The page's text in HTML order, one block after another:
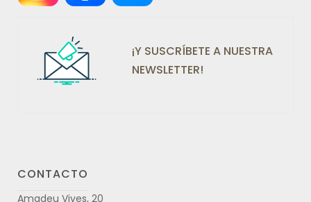
¡Y SUSCRÍBETE A NUESTRA
NEWSLETTER!
CONTACTO
Amadeu Vives, 20